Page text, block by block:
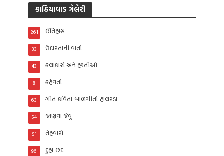
કાઠિયાવાડ ગેલેરી
ઈતિહાસ
261
ઉદારતાની વાતો
33
કલાકારો અને હસ્તીઓ
43
કહેવતો
8
ગીત-કવિતા-બાળગીતો-હાલરડાં
63
જાણવા જેવું
54
તેહવારો
51
દુહા-છંદ
96